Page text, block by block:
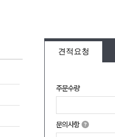
견적요청
주문수량
문의사항